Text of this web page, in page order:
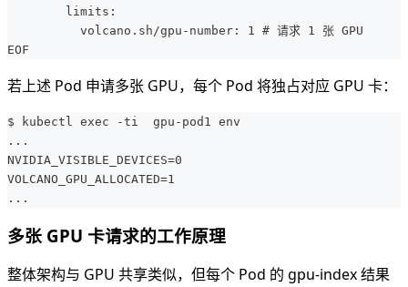
        limits:
          volcano.sh/gpu-number: 1 # 请求 1 张 GPU
EOF
若上述 Pod 申请多张 GPU，每个 Pod 将独占对应 GPU 卡：
$ kubectl exec -ti  gpu-pod1 env
...
NVIDIA_VISIBLE_DEVICES=0
VOLCANO_GPU_ALLOCATED=1
...
多张 GPU 卡请求的工作原理
整体架构与 GPU 共享类似，但每个 Pod 的 gpu-index 结果